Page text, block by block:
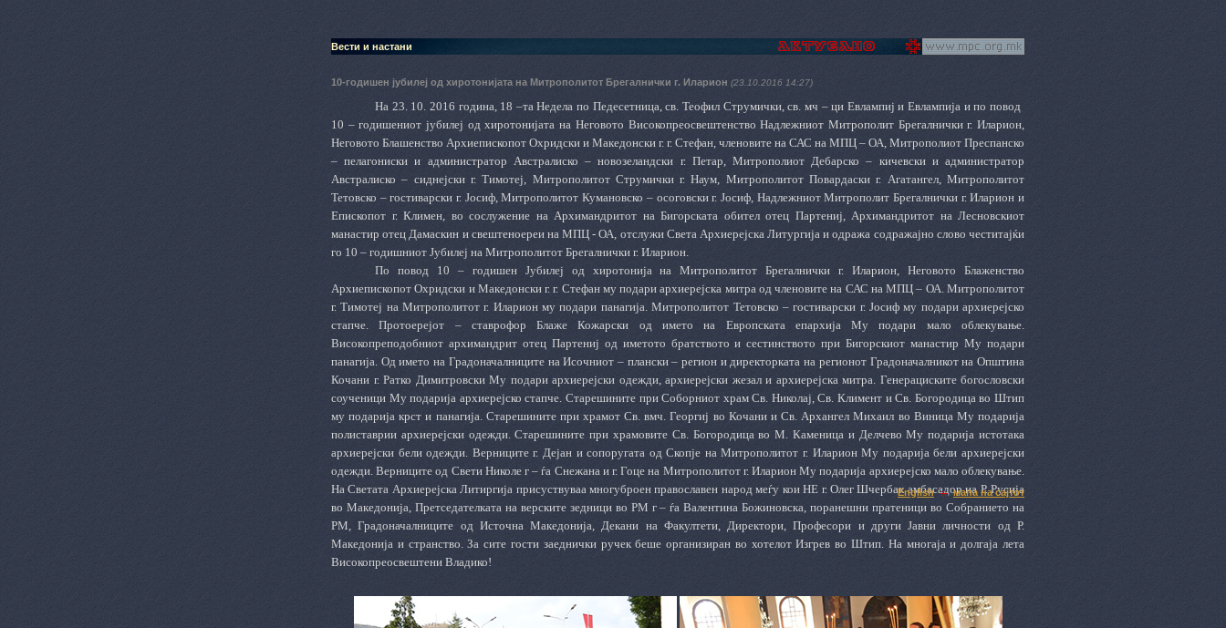
Вести и настани
10-годишен јубилеј од хиротонијата на Митрополитот Брегалнички г. Иларион (23.10.2016 14:27)
На 23. 10. 2016 година, 18 –та Недела по Педесетница, св. Теофил Струмички, св. мч – ци Евлампиј и Евлампија и по повод
10 – годишениот јубилеј од хиротонијата на Неговото Високопреосвештенство Надлежниот Митрополит Брегалнички г. Иларион,
Неговото Блашенство Архиепископот Охридски и Македонски г. г. Стефан, членовите на САС на МПЦ – ОА, Митрополиот Преспанско
– пелагониски и администратор Австралиско – новозеландски г. Петар, Митрополиот Дебарско – кичевски и администратор
Австралиско – сиднејски г. Тимотеј, Митрополитот Струмички г. Наум, Митрополитот Повардаски г. Агатангел, Митрополитот
Тетовско – гостиварски г. Јосиф, Митрополитот Кумановско – осоговски г. Јосиф, Надлежниот Митрополит Брегалнички г. Иларион и
Епископот г. Климен, во сослужение на Архимандритот на Бигорската обител отец Партениј, Архимандритот на Лесновскиот
манастир отец Дамаскин и свештеноереи на МПЦ - ОА, отслужи Света Архиерејска Литургија и одража содражајно слово честитајќи
го 10 – годишниот Јубилеј на Митрополитот Брегалнички г. Иларион.
По повод 10 – годишен Јубилеј од хиротонија на Митрополитот Брегалнички г. Иларион, Неговото Блаженство
Архиепископот Охридски и Македонски г. г. Стефан му подари архиерејска митра од членовите на САС на МПЦ – ОА. Митрополитот
г. Тимотеј на Митрополитот г. Иларион му подари панагија. Митрополитот Тетовско – гостиварски г. Јосиф му подари архиерејско
стапче. Протоерејот – ставрофор Блаже Кожарски од името на Европската епархија Му подари мало облекување.
Високопреподобниот архимандрит отец Партениј од иметото братството и сестинството при Бигорскиот манастир Му подари
панагија. Од името на Градоначалниците на Исочниот – плански – регион и директорката на регионот Градоначалникот на Општина
Кочани г. Ратко Димитровски Му подари архиерејски одежди, архиерејски жезал и архиерејска митра. Генерациските богословски
соученици Му подарија архиерејско стапче. Старешините при Соборниот храм Св. Николај, Св. Климент и Св. Богородица во Штип
му подарија крст и панагија. Старешините при храмот Св. вмч. Георгиј во Кочани и Св. Архангел Михаил во Виница Му подарија
полиставрии архиерејски одежди. Старешините при храмовите Св. Богородица во М. Каменица и Делчево Му подарија истотака
архиерејски бели одежди. Верниците г. Дејан и сопоругата од Скопје на Митрополитот г. Иларион Му подарија бели архиерејски
одежди. Верниците од Свети Николе г – ѓа Снежана и г. Гоце на Митрополитот г. Иларион Му подарија архиерејско мало облекување.
На Светата Архиерејска Литиргија присуствуваа многуброен православен народ меѓу кои НЕ г. Олег Шчербак амбасадор на Р. Русија
во Македонија, Претседателката на верските зедници во РМ г – ѓа Валентина Божиновска, поранешни пратеници во Собранието на
РМ, Градоначалниците од Источна Македонија, Декани на Факултети, Директори, Професори и други Јавни личности од Р.
Македонија и странство. За сите гости заеднички ручек беше организиран во хотелот Изгрев во Штип. На многаја и долгаја лета
Високопреосвештени Владико!
English мапа на сајтот